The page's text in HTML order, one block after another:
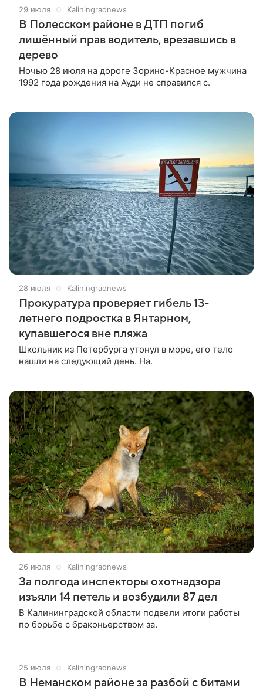
29 июля Kaliningradnews
В Полесском районе в ДТП погиб
лишённый прав водитель, врезавшись в
дерево
Ночью 28 июля на дороге Зорино-Красное мужчина
1992 года рождения на Ауди не справился с.
28 июля Kaliningradnews
Прокуратура проверяет гибель 13-
летнего подростка в Янтарном,
купавшегося вне пляжа
Школьник из Петербурга утонул в море, его тело
нашли на следующий день. На.
26 июля Kaliningradnews
За полгода инспекторы охотнадзора
изъяли 14 петель и возбудили 87 дел
В Калининградской области подвели итоги работы
по борьбе с браконьерством за.
25 июля Kaliningradnews
В Неманском районе за разбой с битами